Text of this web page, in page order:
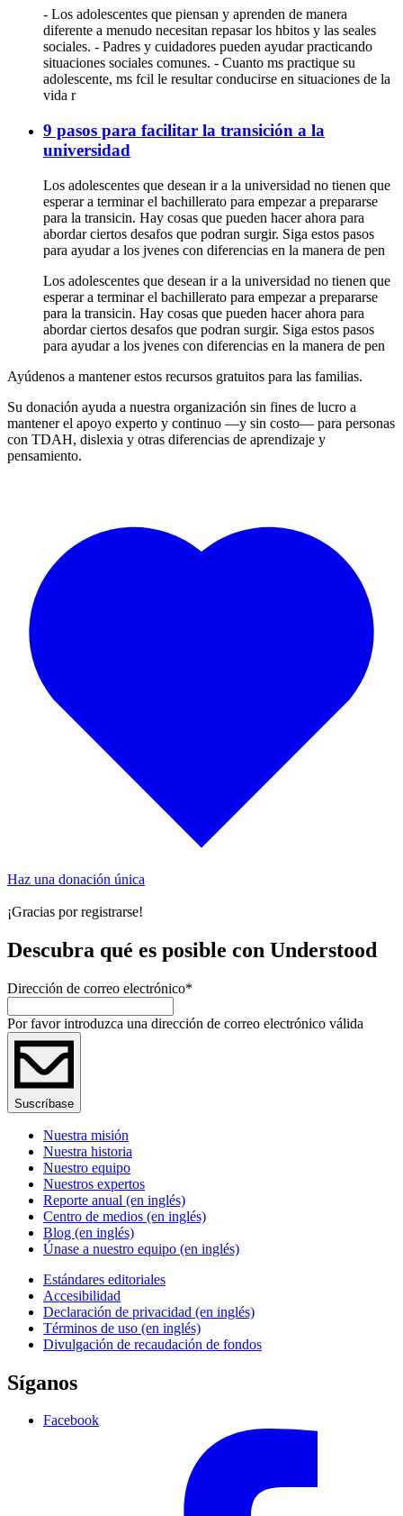
- Los adolescentes que piensan y aprenden de manera
diferente a menudo necesitan repasar los hbitos y las seales
sociales. - Padres y cuidadores pueden ayudar practicando
situaciones sociales comunes. - Cuanto ms practique su
adolescente, ms fcil le resultar conducirse en situaciones de la
vida r
9 pasos para facilitar la transición a la
universidad
Los adolescentes que desean ir a la universidad no tienen que
esperar a terminar el bachillerato para empezar a prepararse
para la transicin. Hay cosas que pueden hacer ahora para
abordar ciertos desafos que podran surgir. Siga estos pasos
para ayudar a los jvenes con diferencias en la manera de pen
Los adolescentes que desean ir a la universidad no tienen que
esperar a terminar el bachillerato para empezar a prepararse
para la transicin. Hay cosas que pueden hacer ahora para
abordar ciertos desafos que podran surgir. Siga estos pasos
para ayudar a los jvenes con diferencias en la manera de pen
Ayúdenos a mantener estos recursos gratuitos para las familias.
Su donación ayuda a nuestra organización sin fines de lucro a
mantener el apoyo experto y continuo —y sin costo— para personas
con TDAH, dislexia y otras diferencias de aprendizaje y
pensamiento.
Haz una donación única
¡Gracias por registrarse!
Descubra qué es posible con Understood
Dirección de correo electrónico*
Por favor introduzca una dirección de correo electrónico válida
Suscríbase
Nuestra misión
Nuestra historia
Nuestro equipo
Nuestros expertos
Reporte anual (en inglés)
Centro de medios (en inglés)
Blog (en inglés)
Únase a nuestro equipo (en inglés)
Estándares editoriales
Accesibilidad
Declaración de privacidad (en inglés)
Términos de uso (en inglés)
Divulgación de recaudación de fondos
Síganos
Facebook